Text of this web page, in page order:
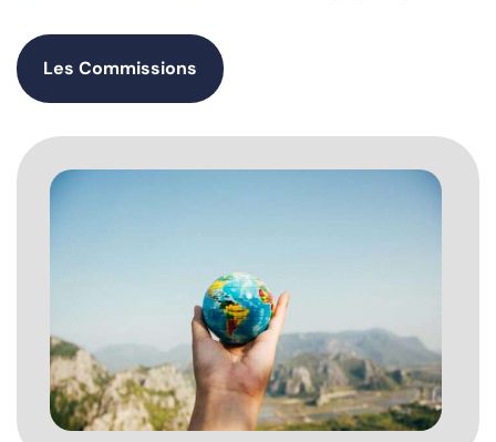
Les Commissions